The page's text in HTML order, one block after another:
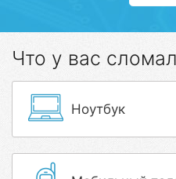
Что у вас
Ноутбук